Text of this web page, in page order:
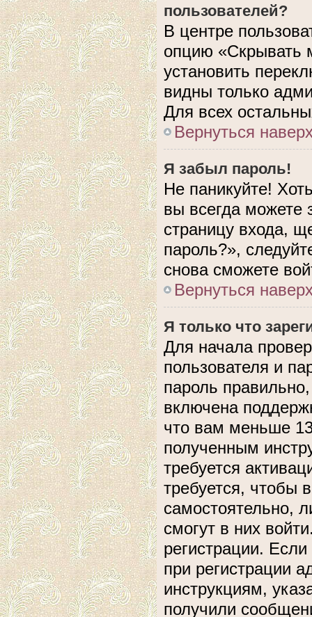
пользователей?
В центре
опцию «Скрывать
установить
видны только
Для всех
Вернуться
Я забыл пароль!
Не паникуйте!
вы всегда можете
страницу входа,
пароль?»,
снова сможете
Вернуться
Я только что
Для начала
пользователя и
пароль
включена
что вам меньше
полученным
требуется
требуется, чтобы
самостоятельно,
смогут в них
регистрации.
при регистрации
инструкциям,
получили